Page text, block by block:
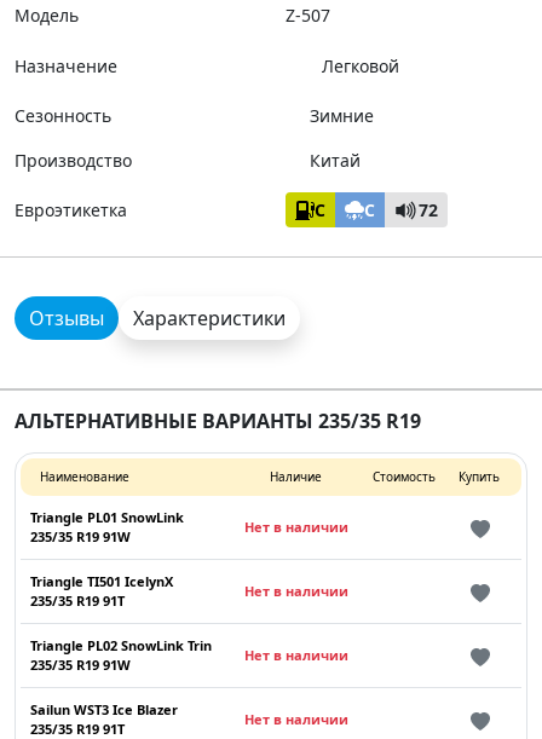
Модель
Z-507
Назначение Легковой
Сезонность
Зимние
Производство
Китай
Евроэтикетка C C 72
Отзывы Характеристики
АЛЬТЕРНАТИВНЫЕ ВАРИАНТЫ 235/35 R19
Наименование Наличие Стоимость Купить
Triangle PL01 SnowLink
235/35 R19 91W
Нет в наличии
Triangle TI501 IcelynX
235/35 R19 91T
Нет в наличии
Triangle PL02 SnowLink Trin
235/35 R19 91W
Нет в наличии
Sailun WST3 Ice Blazer
235/35 R19 91T
Нет в наличии